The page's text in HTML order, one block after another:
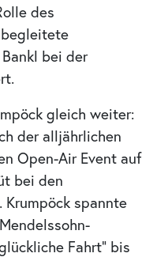
des
begleitete
bei der
gleich weiter:
der alljährlichen
Open-Air Event auf
bei den
Krumpöck spannte
Fahrt“ bis